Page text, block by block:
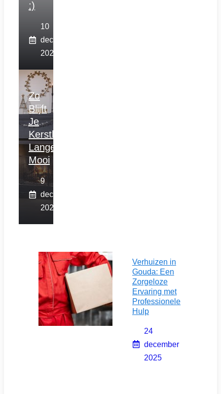
:)
10
december
2025
Zo
Blijft
Je
Kerstboom
Langer
Mooi
9
december
2025
Verhuizen in
Gouda: Een
Zorgeloze
Ervaring met
Professionele
Hulp
24
december
2025